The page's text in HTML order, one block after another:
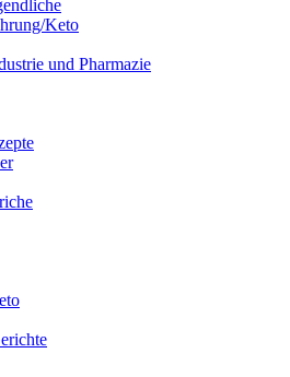
Keto
und Pharmazie